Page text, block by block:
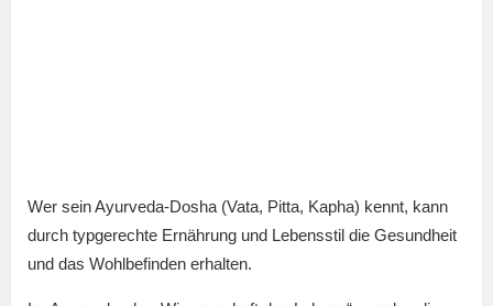
Wer sein Ayurveda-Dosha (Vata, Pitta, Kapha) kennt, kann
durch typgerechte Ernährung und Lebensstil die Gesundheit
und das Wohlbefinden erhalten.